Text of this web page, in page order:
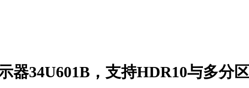
器34U601B，支持HDR10与多分